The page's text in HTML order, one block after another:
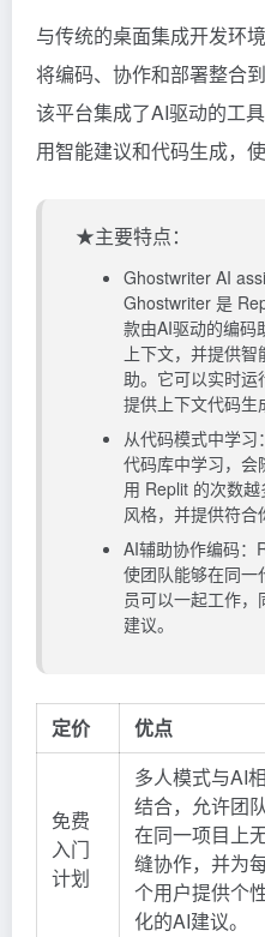
与传统的桌面集成开发环
将编码、协作和部署整合
该平台集成了AI驱动的工
用智能建议和代码生成，
★主要特点：
Ghostwriter AI
Ghostwriter 是
款由AI驱动的编码
上下文，并提供
助。它可以实时运
提供上下文代码生
从代码模式中学
代码库中学习，会
用 Replit 的次数
风格，并提供符合
AI辅助协作编码：
使团队能够在同一
员可以一起工作
建议。
定价 优点
免费
入门
计划
多人模式与AI相
结合，允许团
在同一项目上
缝协作，并为
个用户提供个
化的AI建议。